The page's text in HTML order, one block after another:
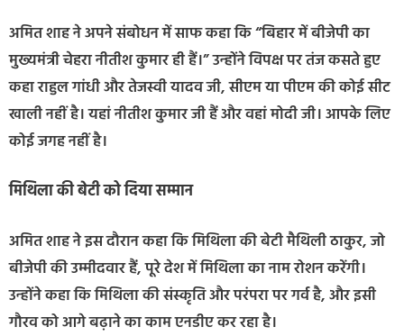
अमित शाह ने अपने संबोधन में साफ कहा कि “बिहार में बीजेपी का
मुख्यमंत्री चेहरा नीतीश कुमार ही हैं।” उन्होंने विपक्ष पर तंज कसते हुए
कहा राहुल गांधी और तेजस्वी यादव जी, सीएम या पीएम की कोई सीट
खाली नहीं है। यहां नीतीश कुमार जी हैं और वहां मोदी जी। आपके लिए
कोई जगह नहीं है।
मिथिला की बेटी को दिया सम्मान
अमित शाह ने इस दौरान कहा कि मिथिला की बेटी मैथिली ठाकुर, जो
बीजेपी की उम्मीदवार हैं, पूरे देश में मिथिला का नाम रोशन करेंगी।
उन्होंने कहा कि मिथिला की संस्कृति और परंपरा पर गर्व है, और इसी
गौरव को आगे बढ़ाने का काम एनडीए कर रहा है।